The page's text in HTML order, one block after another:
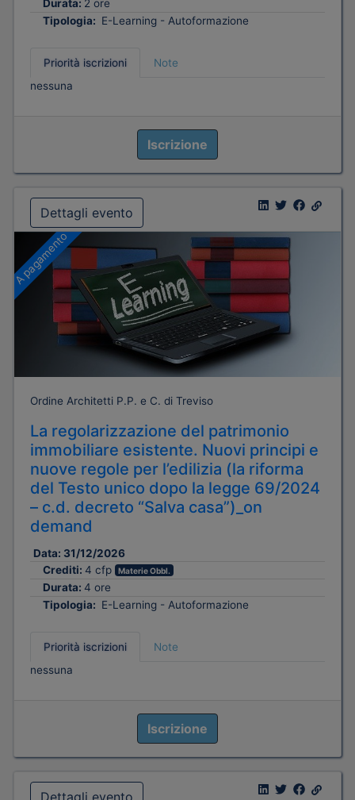
Durata: 2 ore
Tipologia: E-Learning - Autoformazione
Priorità iscrizioni
Note
nessuna
Iscrizione
Dettagli evento
A pagamento
Ordine Architetti P.P. e C. di Treviso
La regolarizzazione del patrimonio
immobiliare esistente. Nuovi principi e
nuove regole per l’edilizia (la riforma
del Testo unico dopo la legge 69/2024
– c.d. decreto “Salva casa”)_on
demand
Data: 31/12/2026
Crediti: 4 cfp Materie Obbl.
Durata: 4 ore
Tipologia: E-Learning - Autoformazione
Priorità iscrizioni
Note
nessuna
Iscrizione